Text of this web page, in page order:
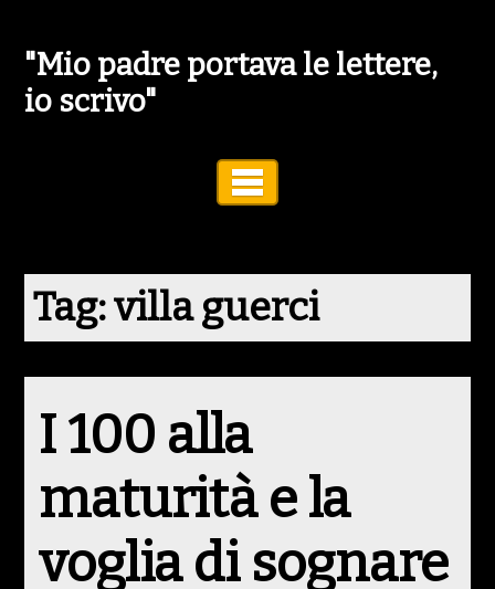
"Mio padre portava le lettere,
io scrivo"
Tag:villa guerci
I 100 alla
maturità e la
voglia di sognare